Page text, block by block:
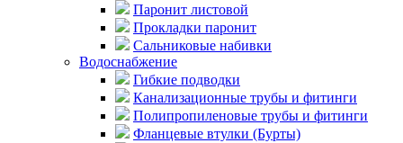
Паронит листовой
Прокладки паронит
Сальниковые набивки
Водоснабжение
Гибкие подводки
Канализационные трубы и фитинги
Полипропиленовые трубы и фитинги
Фланцевые втулки (Бурты)